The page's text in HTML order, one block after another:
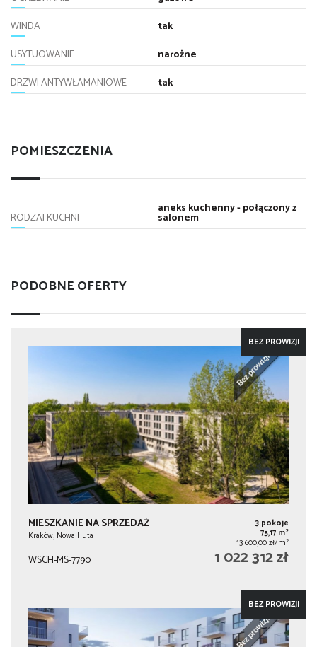
WINDA
tak
USYTUOWANIE
narożne
DRZWI ANTYWŁAMANIOWE
tak
POMIESZCZENIA
RODZAJ KUCHNI
aneks kuchenny - połączony z
salonem
PODOBNE OFERTY
BEZ PROWIZJI
MIESZKANIE NA SPRZEDAŻ
Kraków, Nowa Huta
3 pokoje
75,17 m2
13 600,00 zł/m2
WSCH-MS-7790 1 022 312 zł
BEZ PROWIZJI